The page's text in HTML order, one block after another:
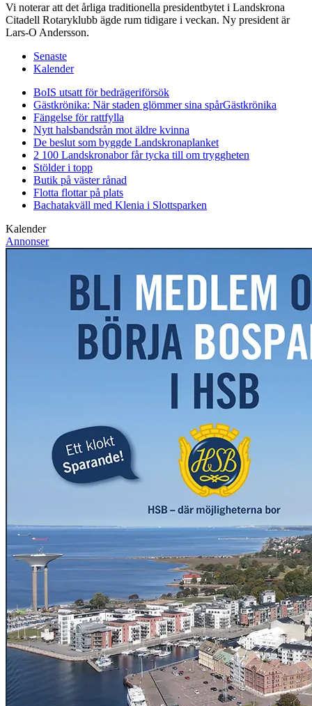
Vi noterar att det årliga traditionella presidentbytet i Landskrona
Citadell Rotaryklubb ägde rum tidigare i veckan. Ny president är
Lars-O Andersson.
Senaste
Kalender
BoIS utsatt för bedrägeriförsök
Gästkrönika: När staden glömmer sina spårGästkrönika
Fängelse för rattfylla
Nytt halsbandsrån mot äldre kvinna
De beslut som byggde Landskronaplanket
2 100 Landskronabor får tycka till om tryggheten
Stölder i topp
Butik på väster rånad
Flotta flottar på plats
Bachatakväll med Klenia i Slottsparken
Kalender
Annonser